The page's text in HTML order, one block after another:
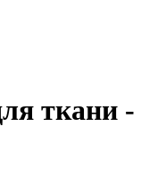
ткани -